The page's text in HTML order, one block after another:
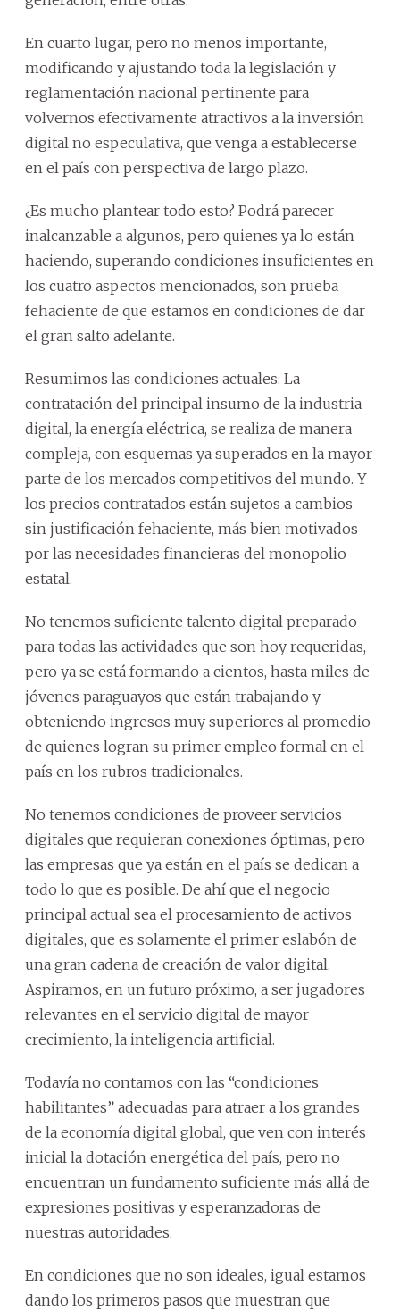
En cuarto lugar, pero no menos importante,
modificando y ajustando toda la legislación y
reglamentación nacional pertinente para
volvernos efectivamente atractivos a la inversión
digital no especulativa, que venga a establecerse
en el país con perspectiva de largo plazo.
¿Es mucho plantear todo esto? Podrá parecer
inalcanzable a algunos, pero quienes ya lo están
haciendo, superando condiciones insuficientes en
los cuatro aspectos mencionados, son prueba
fehaciente de que estamos en condiciones de dar
el gran salto adelante.
Resumimos las condiciones actuales: La
contratación del principal insumo de la industria
digital, la energía eléctrica, se realiza de manera
compleja, con esquemas ya superados en la mayor
parte de los mercados competitivos del mundo. Y
los precios contratados están sujetos a cambios
sin justificación fehaciente, más bien motivados
por las necesidades financieras del monopolio
estatal.
No tenemos suficiente talento digital preparado
para todas las actividades que son hoy requeridas,
pero ya se está formando a cientos, hasta miles de
jóvenes paraguayos que están trabajando y
obteniendo ingresos muy superiores al promedio
de quienes logran su primer empleo formal en el
país en los rubros tradicionales.
No tenemos condiciones de proveer servicios
digitales que requieran conexiones óptimas, pero
las empresas que ya están en el país se dedican a
todo lo que es posible. De ahí que el negocio
principal actual sea el procesamiento de activos
digitales, que es solamente el primer eslabón de
una gran cadena de creación de valor digital.
Aspiramos, en un futuro próximo, a ser jugadores
relevantes en el servicio digital de mayor
crecimiento, la inteligencia artificial.
Todavía no contamos con las “condiciones
habilitantes” adecuadas para atraer a los grandes
de la economía digital global, que ven con interés
inicial la dotación energética del país, pero no
encuentran un fundamento suficiente más allá de
expresiones positivas y esperanzadoras de
nuestras autoridades.
En condiciones que no son ideales, igual estamos
dando los primeros pasos que muestran que